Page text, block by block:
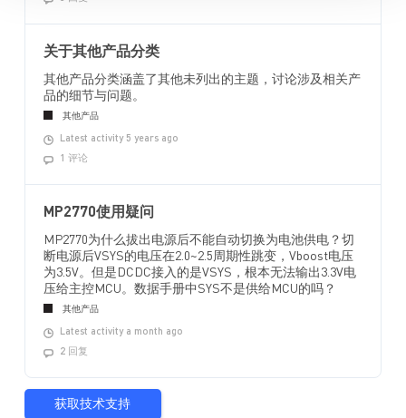
关于其他产品分类
其他产品分类涵盖了其他未列出的主题，讨论涉及相关产
品的细节与问题。
其他产品
Latest activity 5 years ago
1 评论
MP2770使用疑问
MP2770为什么拔出电源后不能自动切换为电池供电？切
断电源后VSYS的电压在2.0~2.5周期性跳变，Vboost电压
为3.5V。但是DCDC接入的是VSYS，根本无法输出3.3V电
压给主控MCU。数据手册中SYS不是供给MCU的吗？
其他产品
Latest activity a month ago
2 回复
获取技术支持